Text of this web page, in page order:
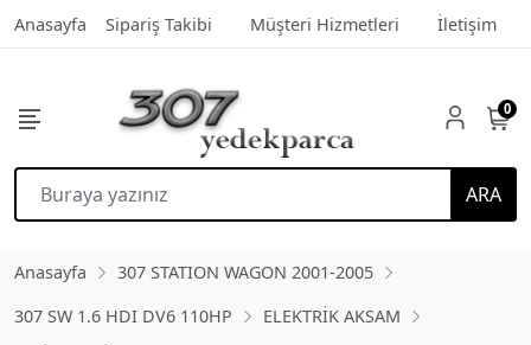
Anasayfa Sipariş Takibi Müşteri Hizmetleri İletişim
ARA
0
Anasayfa
307 STATION WAGON 2001-2005
307 SW 1.6 HDI DV6 110HP
ELEKTRİK AKSAM